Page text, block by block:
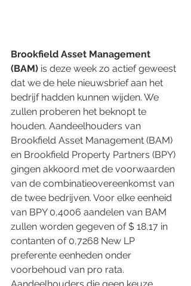
Brookfield Asset Management
(BAM) is deze week zo actief geweest
dat we de hele nieuwsbrief aan het
bedrijf hadden kunnen wijden. We
zullen proberen het beknopt te
houden. Aandeelhouders van
Brookfield Asset Management (BAM)
en Brookfield Property Partners (BPY)
gingen akkoord met de voorwaarden
van de combinatieovereenkomst van
de twee bedrijven. Voor elke eenheid
van BPY 0,4006 aandelen van BAM
zullen worden gegeven of $ 18,17 in
contanten of 0,7268 New LP
preferente eenheden onder
voorbehoud van pro rata.